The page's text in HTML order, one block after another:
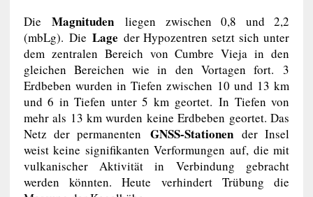
DieMagnituden liegen zwischen 0,8 und 2,2
(mbLg). Die Lage der Hypozentren setzt sich unter
dem zentralen Bereich von Cumbre Vieja in den
gleichen Bereichen wie in den Vortagen fort. 3
Erdbeben wurden in Tiefen zwischen 10 und 13 km
und 6 in Tiefen unter 5 km geortet. In Tiefen von
mehr als 13 km wurden keine Erdbeben geortet. Das
Netz der permanenten GNSS-Stationender Insel
weist keine signifikanten Verformungen auf, die mit
vulkanischer Aktivität in Verbindung gebracht
werden könnten. Heute verhindert Trübung die